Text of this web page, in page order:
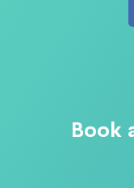
Book